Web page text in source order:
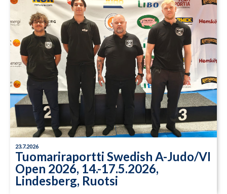
23.7.2026
Tuomariraportti Swedish A-Judo/VI
Open 2026, 14.-17.5.2026,
Lindesberg, Ruotsi